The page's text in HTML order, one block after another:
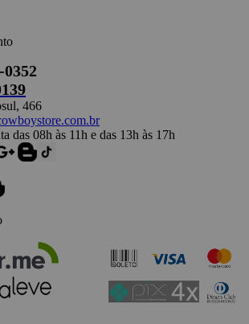
0352
466
das 08h às 11h e das 13h às 17h